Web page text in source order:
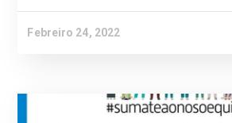
Febreiro 24, 2022